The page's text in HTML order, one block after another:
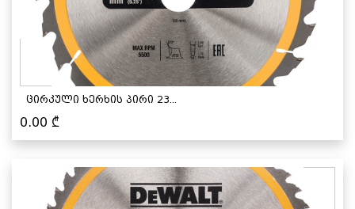
ცირკული ხერხის პირი 23...
0.00 ₾